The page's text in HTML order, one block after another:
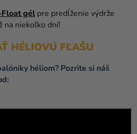
gél pre predĺženie výdrže
na niekoľko dní!
HÉLIOVÚ FĽAŠU
héliom? Pozrite si náš